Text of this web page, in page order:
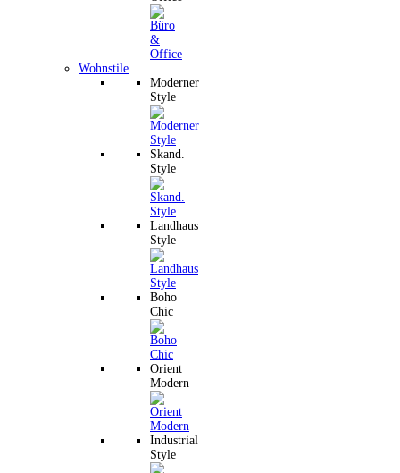
Wohnstile
Moderner
Style
Skand.
Style
Landhaus
Style
Boho
Chic
Orient
Modern
Industrial
Style